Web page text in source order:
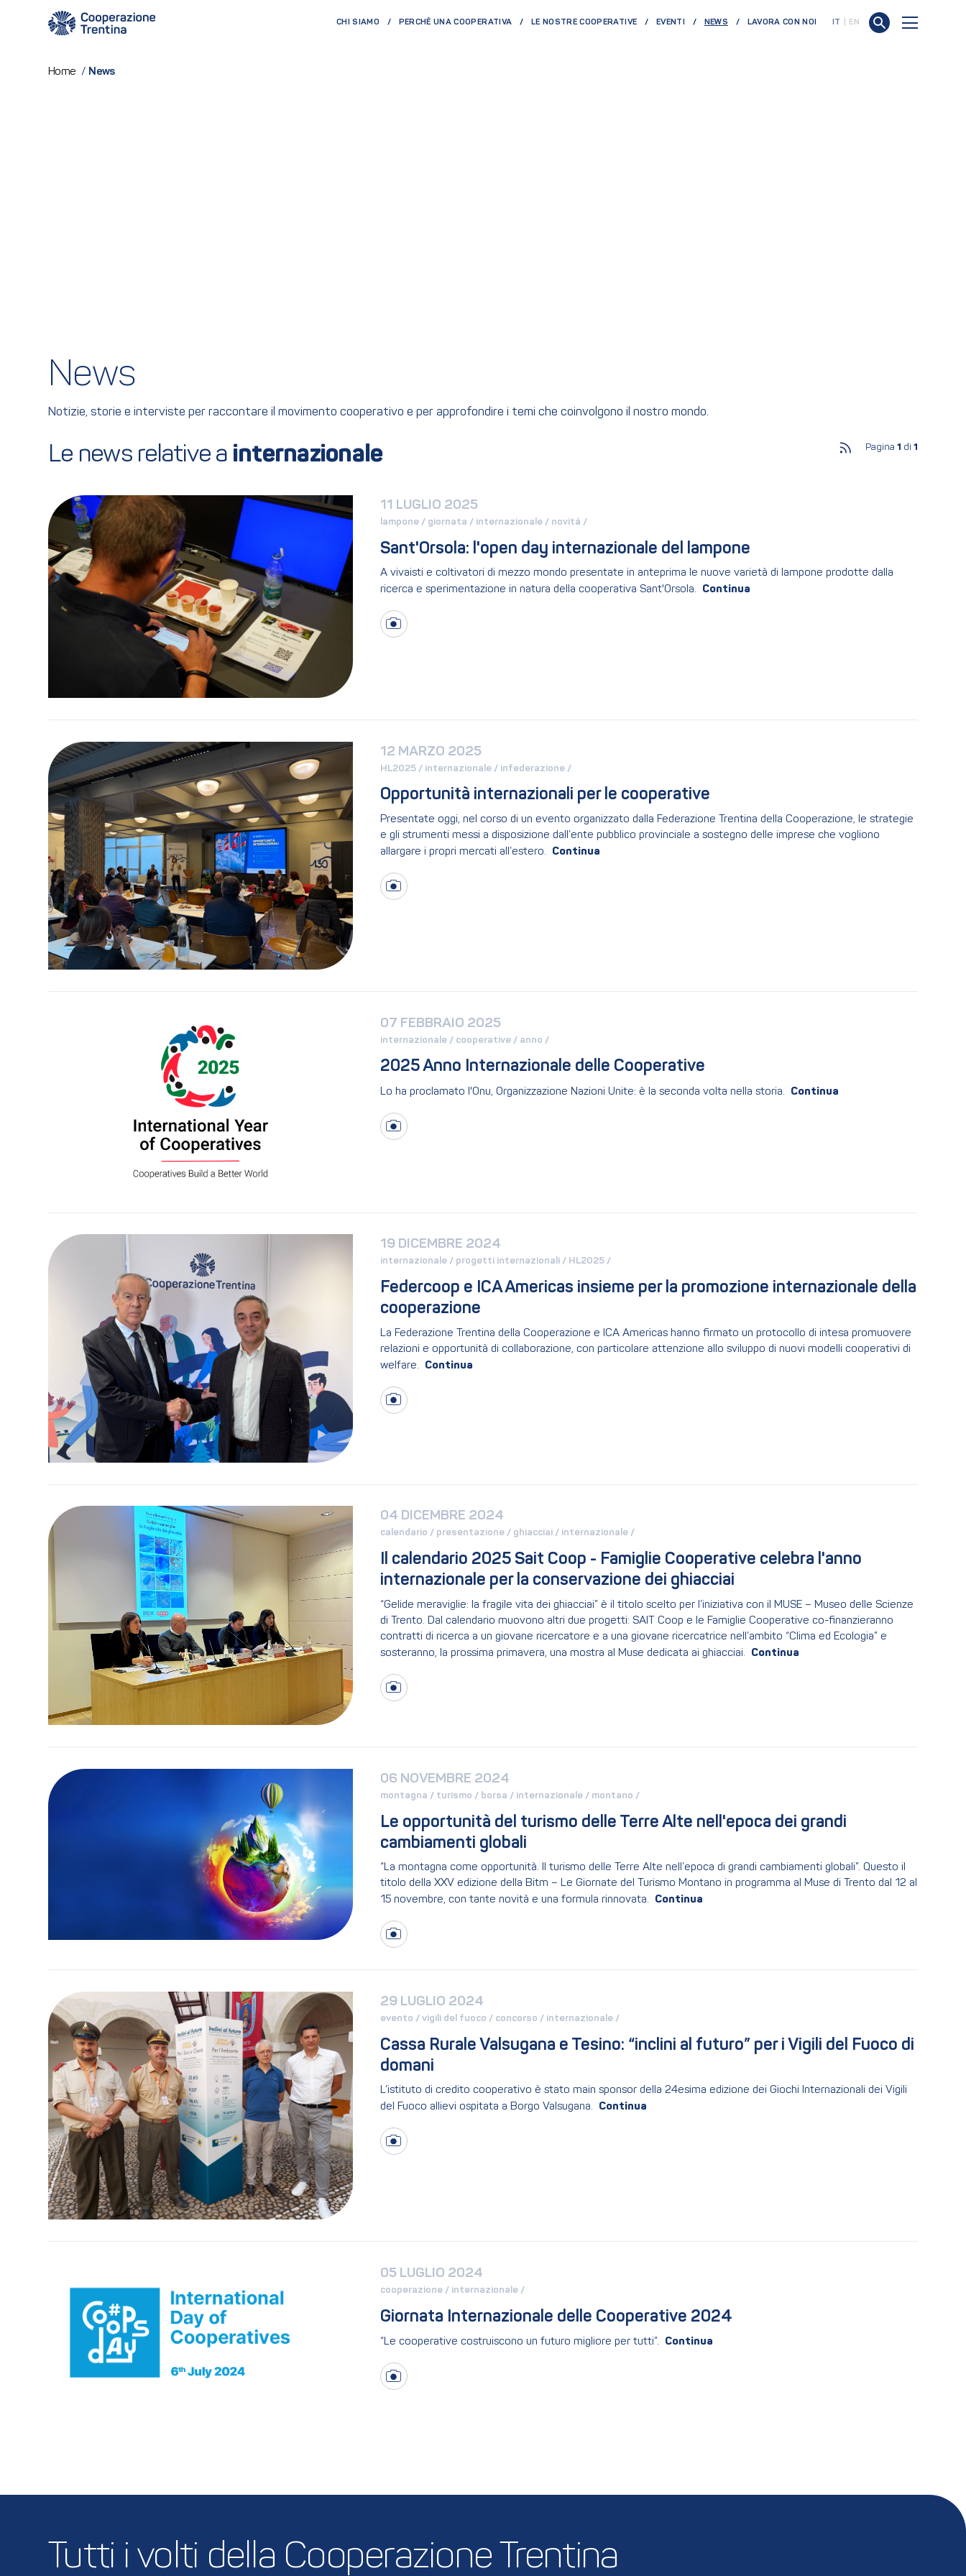
CHI SIAMO PERCHÈ UNA COOPERATIVA LE NOSTRE COOPERATIVE EVENTI NEWS(CURRENT)LAVORA CON NOI IT EN
Home / News
News
Notizie, storie e interviste per raccontare il movimento cooperativo e per approfondire i temi che coinvolgono il nostro mondo.
Le news relative a internazionale Pagina 1 di 1
11 LUGLIO 2025
lampone / giornata / internazionale / novità /
Sant'Orsola: l'open day internazionale del lampone
A vivaisti e coltivatori di mezzo mondo presentate in anteprima le nuove varietà di lampone prodotte dalla
ricerca e sperimentazione in natura della cooperativa Sant'Orsola.
12 MARZO 2025
HL2025 / internazionale / infederazione /
Opportunità internazionali per le cooperative
Presentate oggi, nel corso di un evento organizzato dalla Federazione Trentina della Cooperazione, le strategie
e gli strumenti messi a disposizione dall’ente pubblico provinciale a sostegno delle imprese che vogliono
allargare i propri mercati all’estero.
07 FEBBRAIO 2025
internazionale / cooperative / anno /
2025 Anno Internazionale delle Cooperative
Lo ha proclamato l'Onu, Organizzazione Nazioni Unite: è la seconda volta nella storia.
19 DICEMBRE 2024
internazionale / progetti internazionali / HL2025 /
Federcoop e ICA Americas insieme per la promozione internazionale della
cooperazione
La Federazione Trentina della Cooperazione e ICA Americas hanno firmato un protocollo di intesa promuovere
relazioni e opportunità di collaborazione, con particolare attenzione allo sviluppo di nuovi modelli cooperativi di
welfare.
04 DICEMBRE 2024
calendario / presentazione / ghiacciai / internazionale /
Il calendario 2025 Sait Coop - Famiglie Cooperative celebra l'anno
internazionale per la conservazione dei ghiacciai
“Gelide meraviglie: la fragile vita dei ghiacciai” è il titolo scelto per l’iniziativa con il MUSE – Museo delle Scienze
di Trento. Dal calendario muovono altri due progetti: SAIT Coop e le Famiglie Cooperative co-finanzieranno
contratti di ricerca a un giovane ricercatore e a una giovane ricercatrice nell’ambito “Clima ed Ecologia” e
sosteranno, la prossima primavera, una mostra al Muse dedicata ai ghiacciai.
06 NOVEMBRE 2024
montagna / turismo / borsa / internazionale / montano /
Le opportunità del turismo delle Terre Alte nell'epoca dei grandi
cambiamenti globali
“La montagna come opportunità. Il turismo delle Terre Alte nell’epoca di grandi cambiamenti globali”. Questo il
titolo della XXV edizione della Bitm – Le Giornate del Turismo Montano in programma al Muse di Trento dal 12 al
15 novembre, con tante novità e una formula rinnovata.
29 LUGLIO 2024
evento / vigili del fuoco / concorso / internazionale /
Cassa Rurale Valsugana e Tesino: “inclini al futuro” per i Vigili del Fuoco di
domani
L’istituto di credito cooperativo è stato main sponsor della 24esima edizione dei Giochi Internazionali dei Vigili
del Fuoco allievi ospitata a Borgo Valsugana.
05 LUGLIO 2024
cooperazione / internazionale /
Giornata Internazionale delle Cooperative 2024
“Le cooperative costruiscono un futuro migliore per tutti”.
Tutti i volti della Cooperazione Trentina